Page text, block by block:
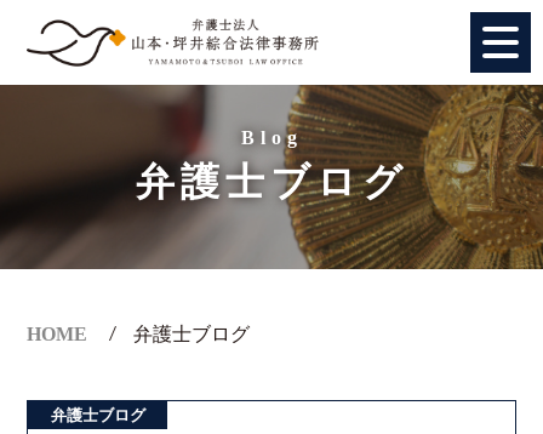
個人のお客様
法人のお客様
Blog
弁護士ブログ
HOME 弁護士ブログ
弁護士ブログ